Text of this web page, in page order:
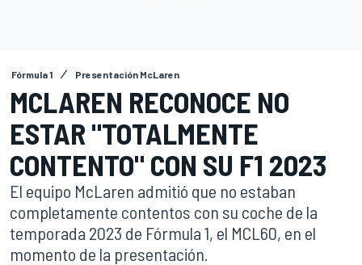
Fórmula 1 Presentación McLaren
MCLAREN RECONOCE NO
ESTAR "TOTALMENTE
CONTENTO" CON SU F1 2023
El equipo McLaren admitió que no estaban
completamente contentos con su coche de la
temporada 2023 de Fórmula 1, el MCL60, en el
momento de la presentación.